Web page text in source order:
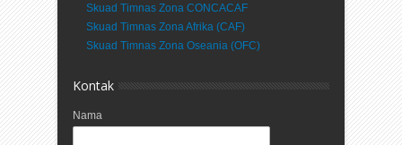
Skuad Timnas Zona CONCACAF
Skuad Timnas Zona Afrika (CAF)
Skuad Timnas Zona Oseania (OFC)
Kontak
Nama